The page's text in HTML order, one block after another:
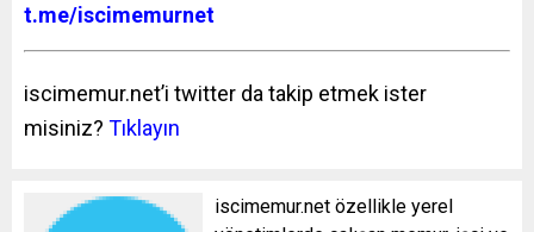
t.me/iscimemurnet
iscimemur.net’i twitter da takip etmek ister
misiniz? Tıklayın
iscimemur.net özellikle yerel